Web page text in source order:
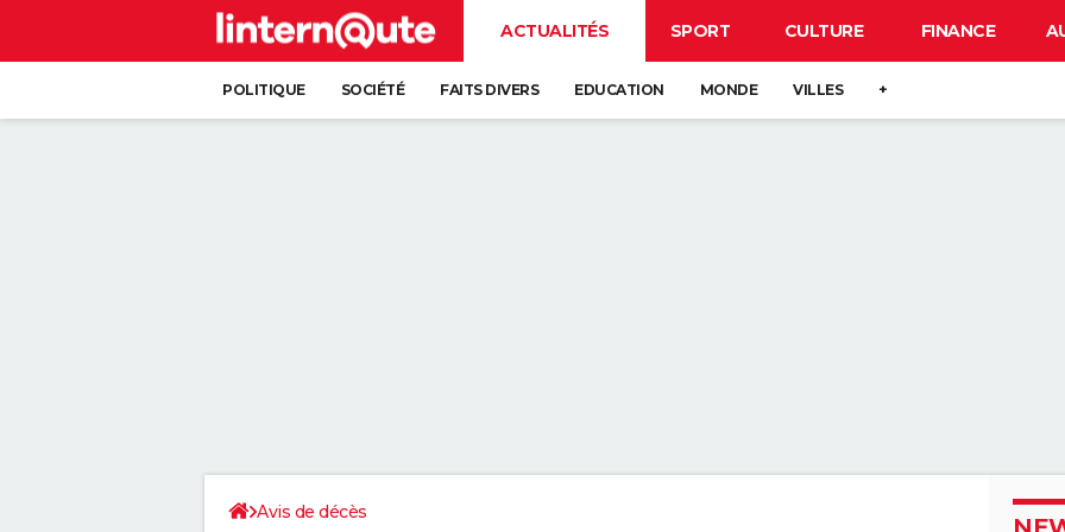
ACTUALITÉS SPORT CULTURE FINANCE
POLITIQUE SOCIÉTÉ FAITS DIVERS EDUCATION MONDE VILLES +
Avis de décès